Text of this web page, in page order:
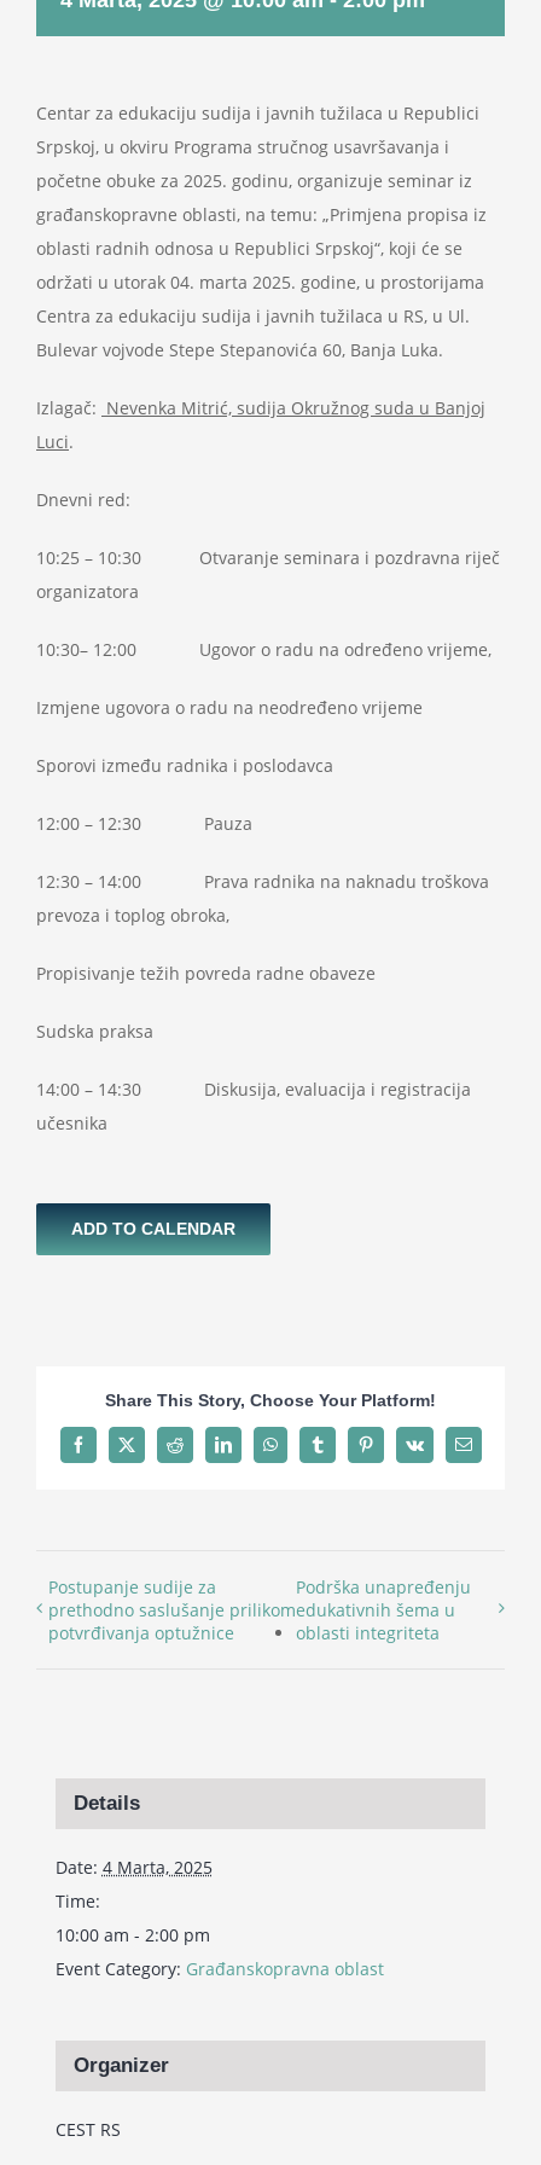
Novosti
Kontakt
Search
for:
Centar za edukaciju sudija i javnih tužilaca u Republici
Srpskoj, u okviru Programa stručnog usavršavanja i
početne obuke za 2025. godinu, organizuje seminar iz
građanskopravne oblasti, na temu: „Primjena propisa iz
oblasti radnih odnosa u Republici Srpskoj“, koji će se
održati u utorak 04. marta 2025. godine, u prostorijama
Centra za edukaciju sudija i javnih tužilaca u RS, u Ul.
Bulevar vojvode Stepe Stepanovića 60, Banja Luka.
Izlagač: Nevenka Mitrić, sudija Okružnog suda u Banjoj
Luci.
Dnevni red:
10:25 – 10:30 Otvaranje seminara i pozdravna riječ
organizatora
10:30– 12:00 Ugovor o radu na određeno vrijeme,
Izmjene ugovora o radu na neodređeno vrijeme
Sporovi između radnika i poslodavca
12:00 – 12:30 Pauza
12:30 – 14:00 Prava radnika na naknadu troškova
prevoza i toplog obroka,
Propisivanje težih povreda radne obaveze
Sudska praksa
14:00 – 14:30 Diskusija, evaluacija i registracija
učesnika
ADD TO CALENDAR
Share This Story, Choose Your Platform!
Facebook
X Reddit LinkedInWhatsAppTumblrPinterest
Vk Email
Postupanje sudije za
prethodno saslušanje prilikom
potvrđivanja optužnice
Podrška unapređenju
edukativnih šema u
oblasti integriteta
Details
Date: 4 Marta, 2025
Time:
10:00 am - 2:00 pm
Event Category: Građanskopravna oblast
Organizer
CEST RS